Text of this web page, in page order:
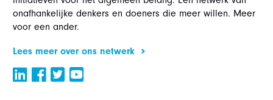
onafhankelijke denkers en doeners die meer willen. Meer
voor een ander.
Lees meer over ons netwerk